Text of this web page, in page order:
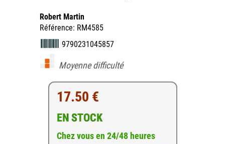
Robert Martin
Référence: RM4585
9790231045857
Moyenne difficulté
17.50 €
EN STOCK
Chez vous en 24/48 heures